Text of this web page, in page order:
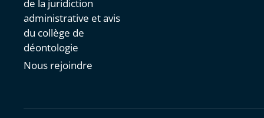
de la juridiction
administrative et avis
du collège de
déontologie
Nous rejoindre